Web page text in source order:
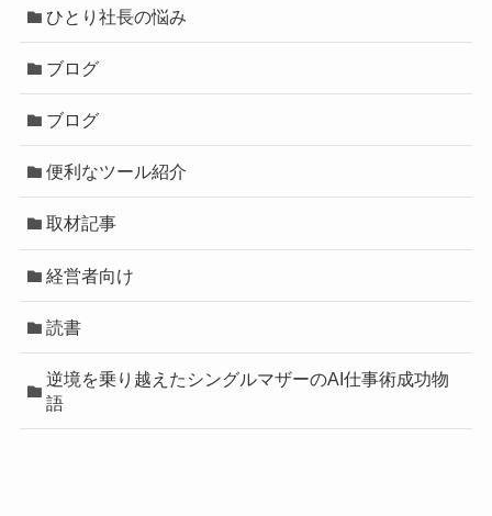
ひとり社長の悩み
ブログ
ブログ
便利なツール紹介
取材記事
経営者向け
読書
逆境を乗り越えたシングルマザーのAI仕事術成功物
語